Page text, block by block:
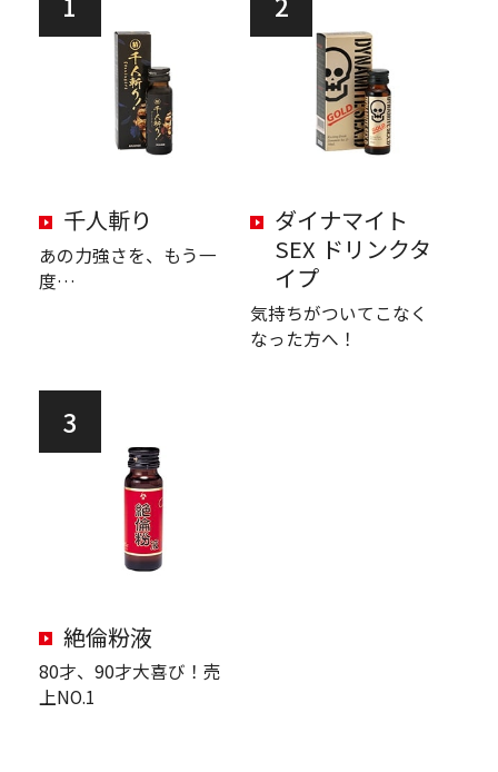
千人斬り
あの力強さを、もう一
度…
ダイナマイト
SEX ドリンクタ
イプ
気持ちがついてこなく
なった方へ！
3
絶倫粉液
80才、90才大喜び！売
上NO.1